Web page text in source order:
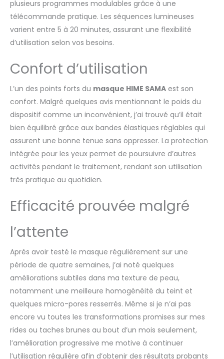
des perles de lampe est inférieure à 5
mW/cm², notre lampe de qualité
professionnelle Les perles ont 4 à 6 fois
plus d'énergie (30 mW/cm²) et nos perles
de lampe ont une pureté de lumière
lumière panachée (comme les UV) ne se
[Lumières LED émergentes] Amenez votre
routine de soins de la peau à un nouveau
niveau avec la lumière LED émergente,
offrant des résultats anti-âge haute
performance cliniquement prouvés pour
votre peau. Les masques de soin du
visage à LED sont un investissement
ponctuel, plus besoin de débourser pour
des séances de spa et de clinique
coûteuses ou des abonnements
Juste dix minutes par jour pour être une
meilleure version de vous-même.
[Satisfaction Garantie] Chaque Masque
Visage à LED est couvert par une garantie
remboursement de 56 jours. Insatisfait
des résultats ? Remboursement complet
immédiat ! Nos produits comprennent un
manuel avec des instructions détaillées
d'utilisation. Si vous avez des questions ou
des doutes concernant nos produits,
n'hésitez pas à nous contacter. Nous
résoudrons vos problèmes et vous
fournirons le meilleur service après-vente.
plusieurs programmes modulables grâce à une
télécommande pratique. Les séquences lumineuses
varient entre 5 à 20 minutes, assurant une flexibilité
d’utilisation selon vos besoins.
Confort d’utilisation
L’un des points forts du masque HIME SAMA est son
confort. Malgré quelques avis mentionnant le poids du
dispositif comme un inconvénient, j’ai trouvé qu’il était
bien équilibré grâce aux bandes élastiques réglables qui
assurent une bonne tenue sans oppresser. La protection
intégrée pour les yeux permet de poursuivre d’autres
activités pendant le traitement, rendant son utilisation
très pratique au quotidien.
Efficacité prouvée malgré
l’attente
Après avoir testé le masque régulièrement sur une
période de quatre semaines, j’ai noté quelques
améliorations subtiles dans ma texture de peau,
notamment une meilleure homogénéité du teint et
quelques micro-pores resserrés. Même si je n’ai pas
encore vu toutes les transformations promises sur mes
rides ou taches brunes au bout d’un mois seulement,
l’amélioration progressive me motive à continuer
l’utilisation régulière afin d’obtenir des résultats probants